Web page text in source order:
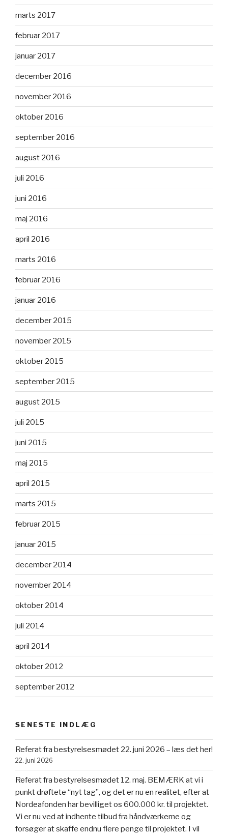
marts 2017
februar 2017
januar 2017
december 2016
november 2016
oktober 2016
september 2016
august 2016
juli 2016
juni 2016
maj 2016
april 2016
marts 2016
februar 2016
januar 2016
december 2015
november 2015
oktober 2015
september 2015
august 2015
juli 2015
juni 2015
maj 2015
april 2015
marts 2015
februar 2015
januar 2015
december 2014
november 2014
oktober 2014
juli 2014
april 2014
oktober 2012
september 2012
SENESTE INDLÆG
Referat fra bestyrelsesmødet 22. juni 2026 – læs det her!
22. juni 2026
Referat fra bestyrelsesmødet 12. maj. BEMÆRK at vi i
punkt drøftete “nyt tag”, og det er nu en realitet, efter at
Nordeafonden har bevilliget os 600.000 kr. til projektet.
Vi er nu ved at indhente tilbud fra håndværkerne og
forsøger at skaffe endnu flere penge til projektet. I vil